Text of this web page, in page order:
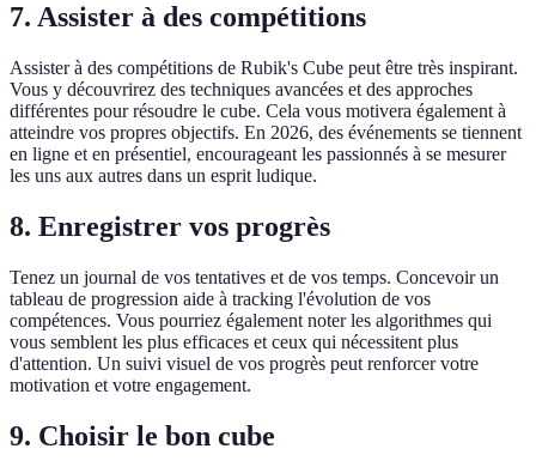
7. Assister à des compétitions
Assister à des compétitions de Rubik's Cube peut être très inspirant.
Vous y découvrirez des techniques avancées et des approches
différentes pour résoudre le cube. Cela vous motivera également à
atteindre vos propres objectifs. En 2026, des événements se tiennent
en ligne et en présentiel, encourageant les passionnés à se mesurer
les uns aux autres dans un esprit ludique.
8. Enregistrer vos progrès
Tenez un journal de vos tentatives et de vos temps. Concevoir un
tableau de progression aide à tracking l'évolution de vos
compétences. Vous pourriez également noter les algorithmes qui
vous semblent les plus efficaces et ceux qui nécessitent plus
d'attention. Un suivi visuel de vos progrès peut renforcer votre
motivation et votre engagement.
9. Choisir le bon cube